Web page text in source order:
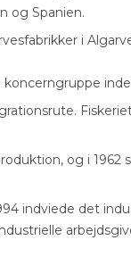
og Spanien.
i
og i 1962
indviede det